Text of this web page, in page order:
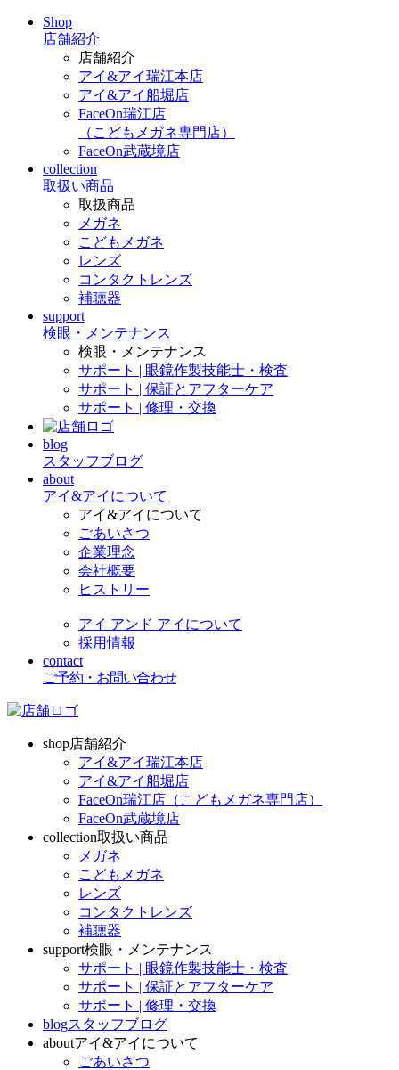
Shop
店舗紹介
店舗紹介
アイ&アイ瑞江本店
アイ&アイ船堀店
FaceOn瑞江店
（こどもメガネ専門店）
FaceOn武蔵境店
collection
取扱い商品
取扱商品
メガネ
こどもメガネ
レンズ
コンタクトレンズ
補聴器
support
検眼・メンテナンス
検眼・メンテナンス
サポート | 眼鏡作製技能士・検査
サポート | 保証とアフターケア
サポート | 修理・交換
blog
スタッフブログ
about
アイ&アイについて
アイ&アイについて
ごあいさつ
企業理念
会社概要
ヒストリー
アイ アンド アイについて
採用情報
contact
ご予約・お問い合わせ
shop店舗紹介
アイ&アイ瑞江本店
アイ&アイ船堀店
FaceOn瑞江店（こどもメガネ専門店）
FaceOn武蔵境店
collection取扱い商品
メガネ
こどもメガネ
レンズ
コンタクトレンズ
補聴器
support検眼・メンテナンス
サポート | 眼鏡作製技能士・検査
サポート | 保証とアフターケア
サポート | 修理・交換
blogスタッフブログ
aboutアイ&アイについて
ごあいさつ